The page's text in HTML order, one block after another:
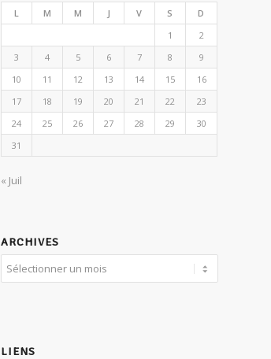
L M M J V S
D
1
2
3
4 5 6 7 8
9
10
11 12 13 14 15
16
17
18 19 20 21 22
23
24
25 26 27 28 29
30
31
« Juil
ARCHIVES
LIENS